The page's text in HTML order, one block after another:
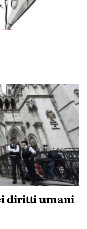
diritti umani